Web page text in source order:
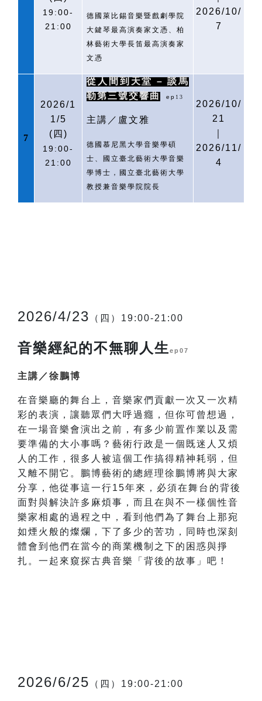
19:00-
21:00
德國萊比錫音樂暨戲劇學院
大鍵琴最高演奏家文憑、柏
林藝術大學長笛最高演奏家
文憑
2026/10/
7
7
2026/1
1/5
( 四)
19:00-
21:00
從人間到天堂 – 談馬
勒第三號交響曲
ep 13
主講／盧文雅
德國慕尼黑大學音樂學碩
士、國立臺北藝術大學音樂
學博士，國立臺北藝術大學
教授兼音樂學院院長
2026/10/
21
2026/11/
4
2026/4/23 （四）19:00-21:00
音樂經紀的不無聊人生 ep07
主講／徐鵬博
在音樂廳的舞台上，音樂家們貢獻一次又一次精
彩的表演，讓聽眾們大呼過癮，但你可曾想過，
在一場音樂會演出之前，有多少前置作業以及需
要準備的大小事嗎？藝術行政是一個既迷人又煩
人的工作，很多人被這個工作搞得精神耗弱，但
又離不開它。鵬博藝術的總經理徐鵬博將與大家
分享，他從事這一行15年來，必須在舞台的背後
面對與解決許多麻煩事，而且在與不一樣個性音
樂家相處的過程之中，看到他們為了舞台上那宛
如煙火般的燦爛，下了多少的苦功，同時也深刻
體會到他們在當今的商業機制之下的困惑與掙
扎。一起來窺探古典音樂「背後的故事」吧！
2026/6/25 （四）19:00-21:00